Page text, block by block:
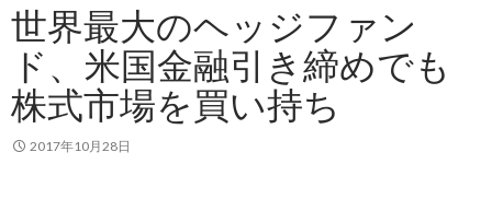
ッ
世界最大のヘッジファン
ド、米国金融引き締めでも
株式市場を買い持ち
2017年10月28日